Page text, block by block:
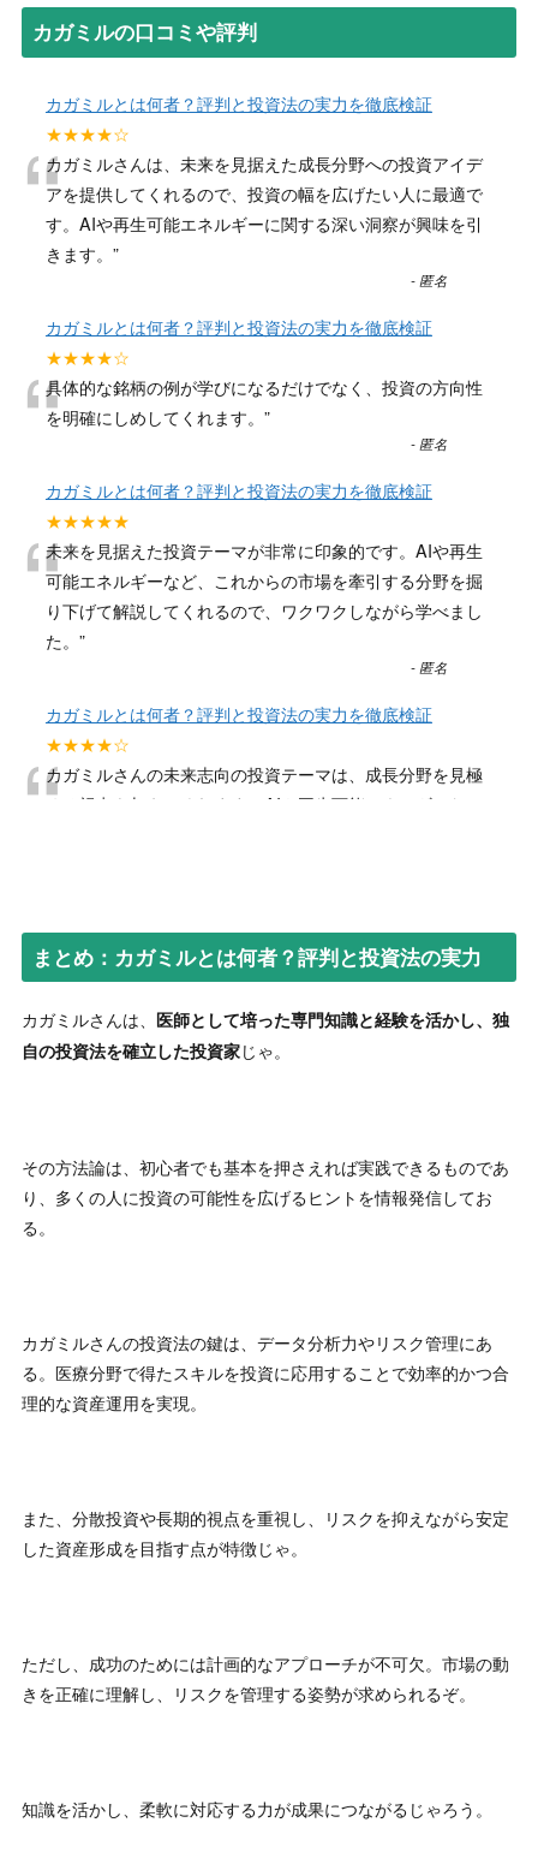
カガミルの口コミや評判
カガミルとは何者？評判と投資法の実力を徹底検証
★★★★☆
“カガミルさんは、未来を見据えた成長分野への投資アイデ
アを提供してくれるので、投資の幅を広げたい人に最適で
す。AIや再生可能エネルギーに関する深い洞察が興味を引
きます。 ”
- 匿名
カガミルとは何者？評判と投資法の実力を徹底検証
★★★★☆
“具体的な銘柄の例が学びになるだけでなく、投資の方向性
を明確にしめしてくれます。 ”
- 匿名
カガミルとは何者？評判と投資法の実力を徹底検証
★★★★★
“未来を見据えた投資テーマが非常に印象的です。AIや再生
可能エネルギーなど、これからの市場を牽引する分野を掘
り下げて解説してくれるので、ワクワクしながら学べまし
た。 ”
- 匿名
カガミルとは何者？評判と投資法の実力を徹底検証
★★★★☆
“カガミルさんの未来志向の投資テーマは、成長分野を見極
める視点を与えてくれます。AIや再生可能エネルギーな
カガミルとは何者？評判と投資法の実力を徹底検証
★★★★☆
“います。”
“カガミルさんの分析は、AIやクリーンエネルギーといった
未来の成長分野を理解するのに役立ちます。新しい投資テ
★★★★☆
“カガミルさんの情報は、これからの時代に必要な投資テー
マを教えてくれます。AIやクリーンエネルギーといった先
カガミルとは何者？評判と投資法の実力を徹底検証
“ついての分析が特に役立ちました。推奨された銘柄が半年
で20％以上の値上がりを見せ、驚きと共に感謝していま
カガミルとは何者？評判と投資法の実力を徹底検証
まとめ：カガミルとは何者？評判と投資法の実力
カガミルさんは、 医師として培った専門知識と経験を活かし、独
自の投資法を確立した投資家じゃ。
その方法論は、初心者でも基本を押さえれば実践できるものであ
り、多くの人に投資の可能性を広げるヒントを情報発信してお
る。
カガミルさんの投資法の鍵は、データ分析力やリスク管理にあ
る。医療分野で得たスキルを投資に応用することで効率的かつ合
理的な資産運用を実現。
また、分散投資や長期的視点を重視し、リスクを抑えながら安定
した資産形成を目指す点が特徴じゃ。
ただし、成功のためには計画的なアプローチが不可欠。市場の動
きを正確に理解し、リスクを管理する姿勢が求められるぞ。
知識を活かし、柔軟に対応する力が成果につながるじゃろう。